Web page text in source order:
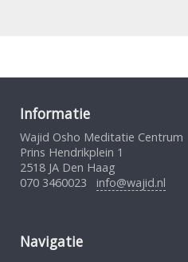
Informatie
Wajid Osho Meditatie Centrum
Prins Hendrikplein 1
2518 JA Den Haag
070 3460023 info@wajid.nl
Navigatie